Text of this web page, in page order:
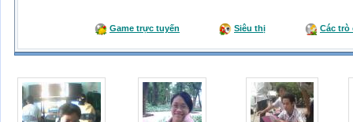
Game trực tuyến Siêu thị Các trò